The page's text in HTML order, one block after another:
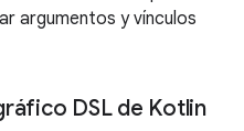
argumentos y vínculos
DSL de Kotlin